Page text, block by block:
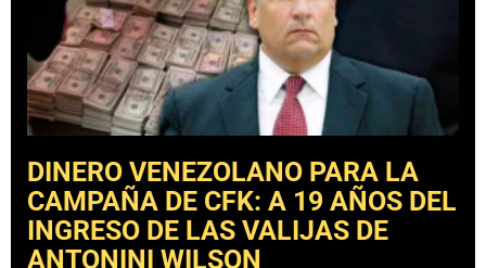
DINERO VENEZOLANO PARA LA
CAMPAÑA DE CFK: A 19 AÑOS DEL
INGRESO DE LAS VALIJAS DE
ANTONINI WILSON